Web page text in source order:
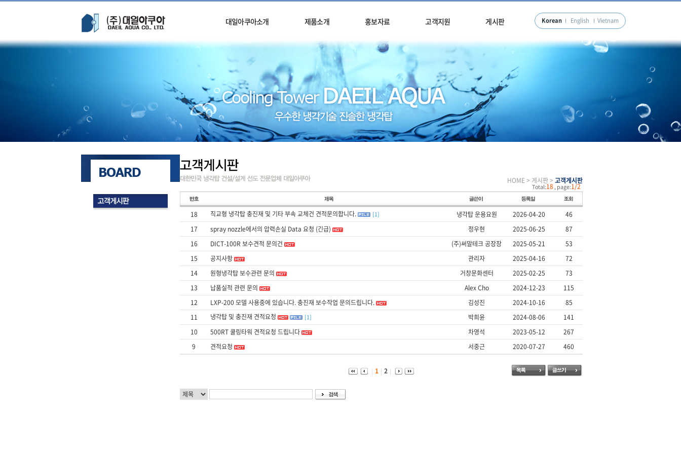
대일아쿠아소개 제품소개 홍보자료 고객지원 게시판 Korean English Vietnam
HOME > 게시판 > 고객게시판
Total:18 , page:1/2
18 직교형 냉각탑 충진재 및 기타 부속 교체건 견적문의합니다. [1] 냉각탑 운용요원 2026-04-20
46
17
spray nozzle에서의 압력손실 Data 요청 (긴급) 정우현 2025-06-25
87
16
DICT-100R 보수견적 문의건 (주)써말테크 공장장 2025-05-21
53
15
공지사항 관리자 2025-04-16
72
14
원형냉각탑 보수관련 문의 거창문화센터 2025-02-25
73
13
납품실적 관련 문의 Alex Cho 2024-12-23
115
12
LXP-200 모델 사용중에 있습니다. 충진재 보수작업 문의드립니다. 김성진 2024-10-16
85
11
냉각탑 및 충진재 견적요청 [1] 박희윤 2024-08-06
141
10
500RT 쿨링타워 견적요청 드립니다 차영석 2023-05-12
267
9
견적요청 서중근 2020-07-27 460
1 2